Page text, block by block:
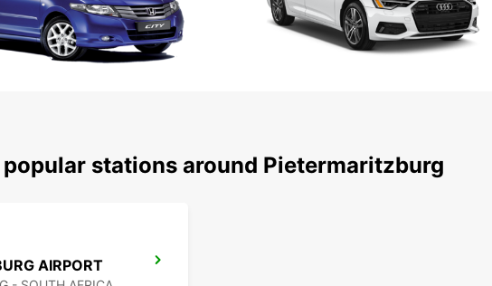
stations around Pietermaritzburg
AIRPORT